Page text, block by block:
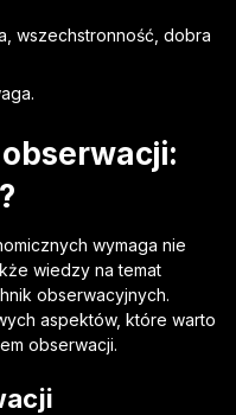
wszechstronność, dobra
wymaga nie
wiedzy na temat
obserwacyjnych.
aspektów, które warto
obserwacji.